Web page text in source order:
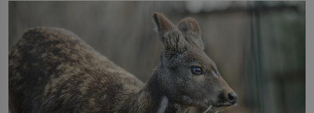
plán dokončit. Pod termínem aqua regia se skrývá
směs s názvem lučavka královská. Svůj přídomek nemá
pro nic za nic, […]